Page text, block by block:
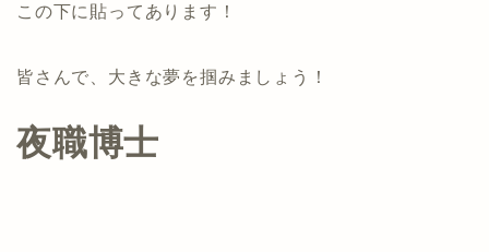
この下に貼ってあります！
皆さんで、大きな夢を掴みましょう！
夜職博士